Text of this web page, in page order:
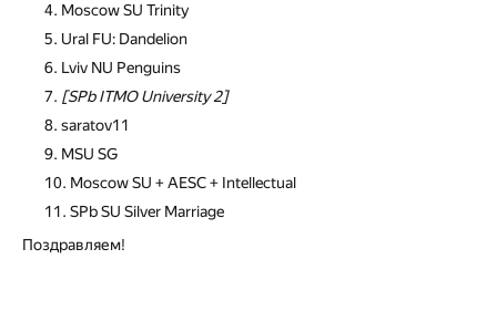
Moscow SU Trinity
Ural FU: Dandelion
Lviv NU Penguins
[SPb ITMO University 2]
saratov11
MSU SG
Moscow SU + AESC + Intellectual
SPb SU Silver Marriage
Поздравляем!